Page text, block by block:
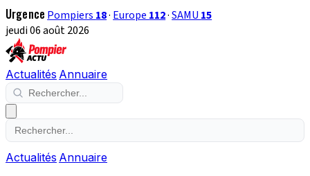
Urgence Pompiers 18· Europe 112·SAMU 15
jeudi 06 août 2026
Actualités Annuaire
Actualités Annuaire